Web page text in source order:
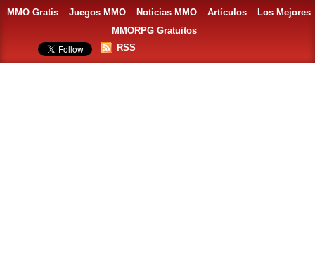
MMO Gratis Juegos MMO Noticias MMO Artículos
Los Mejores
MMORPG Gratuitos
RSS